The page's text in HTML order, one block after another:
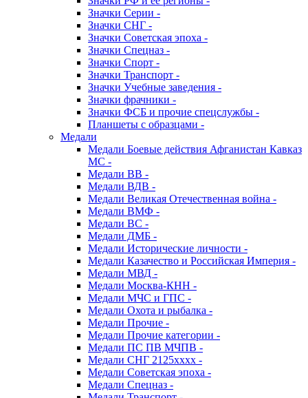
Значки Серии -
Значки СНГ -
Значки Советская эпоха -
Значки Спецназ -
Значки Спорт -
Значки Транспорт -
Значки Учебные заведения -
Значки фрачники -
Значки ФСБ и прочие спецслужбы -
Планшеты с образцами -
Медали
Медали Боевые действия Афганистан Кавказ
МС -
Медали ВВ -
Медали ВДВ -
Медали Великая Отечественная война -
Медали ВМФ -
Медали ВС -
Медали ДМБ -
Медали Исторические личности -
Медали Казачество и Российская Империя -
Медали МВД -
Медали Москва-КНН -
Медали МЧС и ГПС -
Медали Охота и рыбалка -
Медали Прочие -
Медали Прочие категории -
Медали ПС ПВ МЧПВ -
Медали СНГ 2125хххх -
Медали Советская эпоха -
Медали Спецназ -